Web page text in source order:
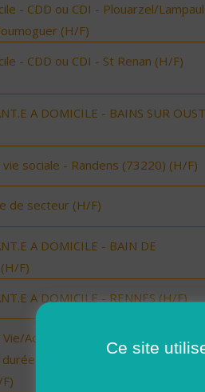
- CDD ou CDI - Plouarzel/
(H/F)
- CDD ou CDI - St Renan (H/F)
A DOMICILE - BAINS SUR OUST
vie sociale - Randens (73220) (H/F)
de secteur (H/F)
A DOMICILE - BAIN DE
F)
A DOMICILE - RENNES (H/F)
Accompagnant Educatif et Social -
- Secteur Landivisiau et
Ce site